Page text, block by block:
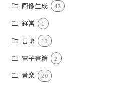
画像生成 42
経営 1
言語 13
電子書籍 2
音楽 20